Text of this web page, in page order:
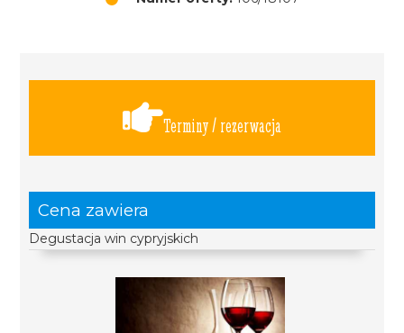
Terminy / rezerwacja
Cena zawiera
Degustacja win cypryjskich